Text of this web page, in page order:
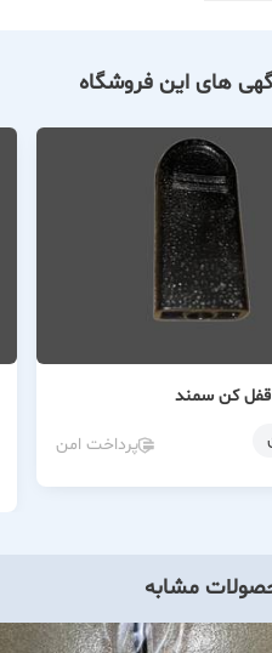
های این فروشگاه
کن سمند
پرداخت امن
مشابه